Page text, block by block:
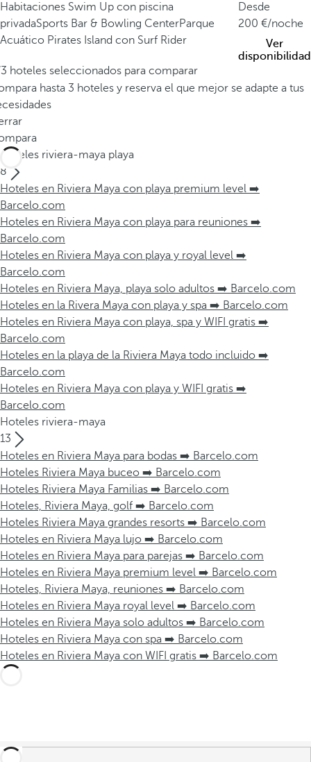
Habitaciones Swim Up con piscina
privadaSports Bar & Bowling CenterParque
Acuático Pirates Island con Surf Rider
Desde
200
/noche
Ver
disponibilidad
hoteles seleccionados para comparar
hasta 3 hoteles y reserva el que mejor se adapte a tus
Hoteles riviera-maya playa
8
Hoteles en Riviera Maya con playa premium level ➡️
Barcelo.com
Hoteles en Riviera Maya con playa para reuniones ➡️
Barcelo.com
Hoteles en Riviera Maya con playa y royal level ➡️
Barcelo.com
Hoteles en Riviera Maya, playa solo adultos ➡️ Barcelo.com
Hoteles en la Rivera Maya con playa y spa ➡️ Barcelo.com
Hoteles en Riviera Maya con playa, spa y WIFI gratis ➡️
Barcelo.com
Hoteles en la playa de la Riviera Maya todo incluido ➡️
Barcelo.com
Hoteles en Riviera Maya con playa y WIFI gratis ➡️
Barcelo.com
Hoteles riviera-maya
13
Hoteles en Riviera Maya para bodas ➡️ Barcelo.com
Hoteles Riviera Maya buceo ➡️ Barcelo.com
Hoteles Riviera Maya Familias ➡️ Barcelo.com
Hoteles, Riviera Maya, golf ➡️ Barcelo.com
Hoteles Riviera Maya grandes resorts ➡️ Barcelo.com
Hoteles en Riviera Maya lujo ➡️ Barcelo.com
Hoteles en Riviera Maya para parejas ➡️ Barcelo.com
Hoteles en Riviera Maya premium level ➡️ Barcelo.com
Hoteles, Riviera Maya, reuniones ➡️ Barcelo.com
Hoteles en Riviera Maya royal level ➡️ Barcelo.com
Hoteles en Riviera Maya solo adultos ➡️ Barcelo.com
Hoteles en Riviera Maya con spa ➡️ Barcelo.com
Hoteles en Riviera Maya con WIFI gratis ➡️ Barcelo.com